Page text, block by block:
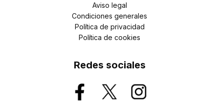
Aviso legal
Condiciones generales
Política de privacidad
Política de cookies
Redes sociales